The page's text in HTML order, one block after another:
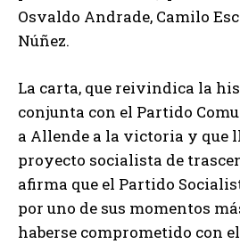
Osvaldo Andrade, Camilo
Núñez.
La carta, que reivindica la
conjunta con el Partido
a Allende a la victoria y que
proyecto socialista de
afirma que el Partido
por uno de sus momentos
haberse comprometido con